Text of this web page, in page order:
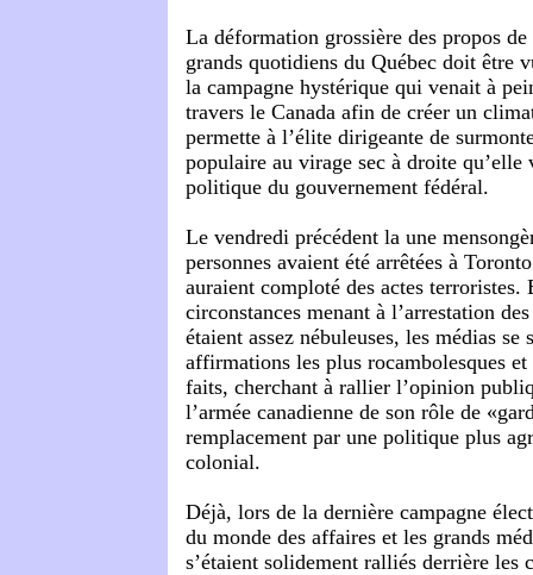
La déformation grossière des propos
grands quotidiens du Québec doit être
la campagne hystérique qui venait à
travers le Canada afin de créer un
permette à l’élite dirigeante de
populaire au virage sec à droite qu’elle
politique du gouvernement fédéral.
Le vendredi précédent la une
personnes avaient été arrêtées à
auraient comploté des actes terroristes.
circonstances menant à l’arrestation
étaient assez nébuleuses, les médias
affirmations les plus rocambolesques
faits, cherchant à rallier l’opinion
l’armée canadienne de son rôle de
remplacement par une politique plus
colonial.
Déjà, lors de la dernière campagne
du monde des affaires et les grands
s’étaient solidement ralliés derrière les